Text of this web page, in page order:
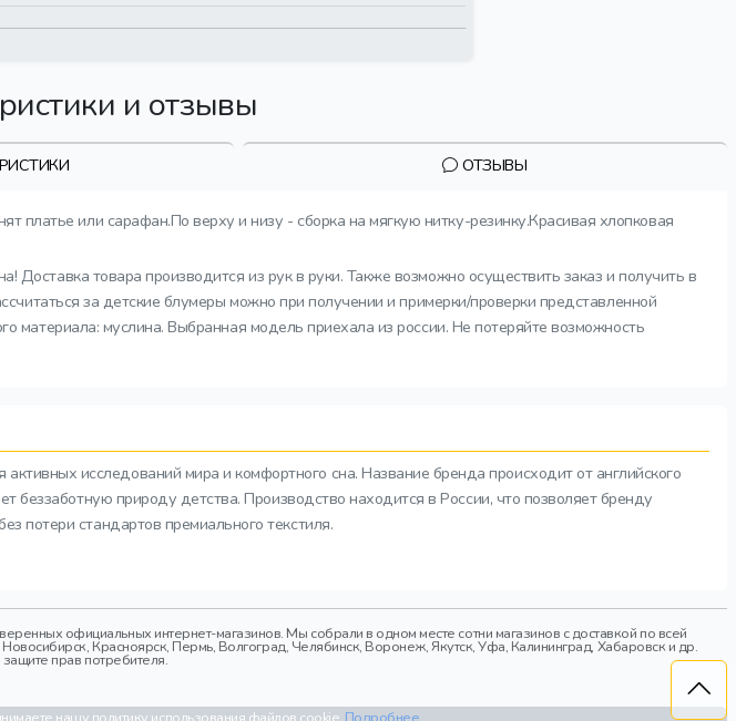
и отзывы
ОТЗЫВЫ
или сарафан.По верху и низу - сборка на мягкую нитку-резинку.Красивая хлопковая
товара производится из рук в руки. Также возможно осуществить заказ и получить в
за детские блумеры можно при получении и примерки/проверки представленной
муслина. Выбранная модель приехала из россии. Не потеряйте возможность
исследований мира и комфортного сна. Название бренда происходит от английского
беззаботную природу детства. Производство находится в России, что позволяет бренду
потери стандартов премиального текстиля.
официальных интернет-магазинов. Мы собрали в одном месте сотни магазинов с доставкой по всей
Красноярск, Пермь, Волгоград, Челябинск, Воронеж, Якутск, Уфа, Калининград, Хабаровск и др.
прав потребителя.
нашу политику использования файлов cookie. Подробнее